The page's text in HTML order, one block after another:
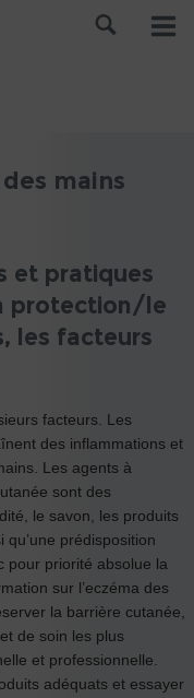
mains
et pratiques
protection/le
les facteurs
facteurs. Les
des inflammations et
Les agents à
sont des
le savon, les produits
prédisposition
pour priorité absolue la
sur l’eczéma des
la barrière cutanée,
de soin les plus
et professionnelle.
adéquats et essayer